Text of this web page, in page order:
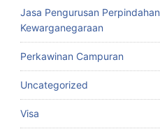
Jasa Pengurusan Perpindahan
Kewarganegaraan
Perkawinan Campuran
Uncategorized
Visa